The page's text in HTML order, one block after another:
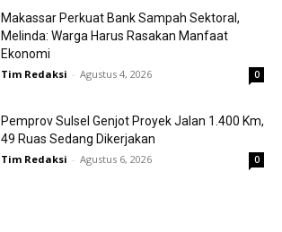
Makassar Perkuat Bank Sampah Sektoral,
Melinda: Warga Harus Rasakan Manfaat
Ekonomi
Tim Redaksi - Agustus 4, 2026 0
Pemprov Sulsel Genjot Proyek Jalan 1.400 Km,
49 Ruas Sedang Dikerjakan
Tim Redaksi - Agustus 6, 2026 0